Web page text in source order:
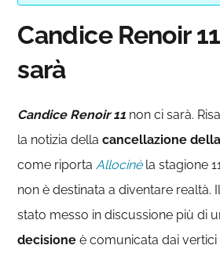
Candice Renoir
sarà
Candice Renoir 11 non ci sarà.
la notizia dellacancellazione
come riportaAllocinèla stagione
non è destinata a diventare realtà.
stato messo in discussione più di
decisione è comunicata dai vertici